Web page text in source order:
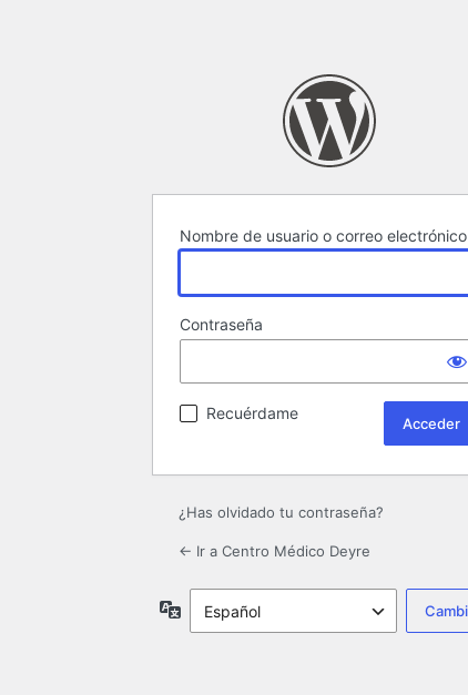
Nombre de usuario o correo electrónico
Contraseña
Recuérdame
¿Has olvidado tu contraseña?
← Ir a Centro Médico Deyre
Idioma